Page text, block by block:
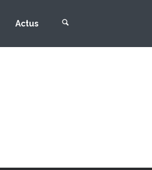
Actus